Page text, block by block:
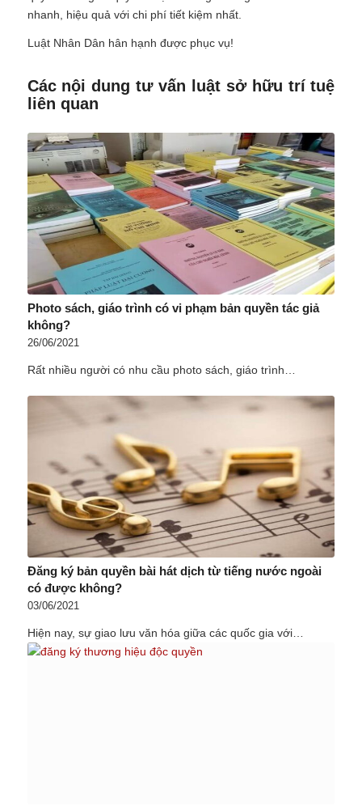
nhanh, hiệu quả với chi phí tiết kiệm nhất.
Luật Nhân Dân hân hạnh được phục vụ!
Các nội dung tư vấn luật sở hữu trí tuệ
liên quan
Photo sách, giáo trình có vi phạm bản quyền tác giả
không?
26/06/2021
Rất nhiều người có nhu cầu photo sách, giáo trình…
Đăng ký bản quyền bài hát dịch từ tiếng nước ngoài
có được không?
03/06/2021
Hiện nay, sự giao lưu văn hóa giữa các quốc gia với…